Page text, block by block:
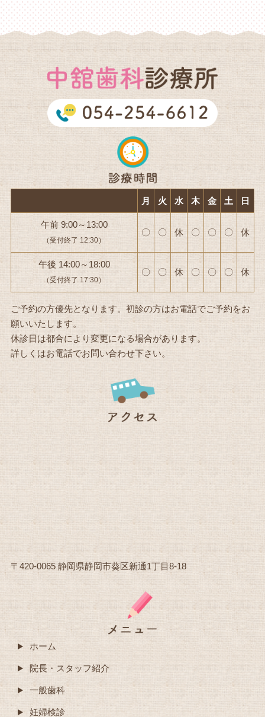
月 火 水 木 金 土 日
午前 9:00～13:00
（受付終了 12:30）
〇 〇 休 〇 〇 〇 休
午後 14:00～18:00
（受付終了 17:30）
〇 〇 休 〇 〇 〇 休
ご予約の方優先となります。初診の方はお電話でご予約をお
願いいたします。
休診日は都合により変更になる場合があります。
詳しくはお電話でお問い合わせ下さい。
〒420-0065 静岡県静岡市葵区新通1丁目8-18
ホーム
院長・スタッフ紹介
一般歯科
妊婦検診